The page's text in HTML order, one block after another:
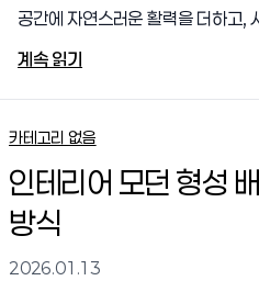
공간에 자연스러운 활력을 더하고,
특히 인공적인 소재가 많은 현대 주
크기나 가격이 아니라, 공간과 생활
배치다. 이러한 관점에서 인테리어
일부로 이해할 필요가 있다.인테리
화분 역할 이해 공간은 시각적 포인
화분은 비어 보이는 공간을 채우고,
계속 읽기
카테고리 없음
인테리어 모던 형성
방식
2026.01.13